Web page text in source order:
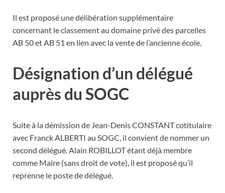
Il est proposé une délibération supplémentaire
concernant le classement au domaine privé des parcelles
AB 50 et AB 51 en lien avec la vente de l’ancienne école.
Désignation d’un délégué
auprès du SOGC
Suite à la démission de Jean-Denis CONSTANT cotitulaire
avec Franck ALBERTI au SOGC, il convient de nommer un
second délégué. Alain ROBILLOT étant déjà membre
comme Maire (sans droit de vote), il est proposé qu’il
reprenne le poste de délégué.